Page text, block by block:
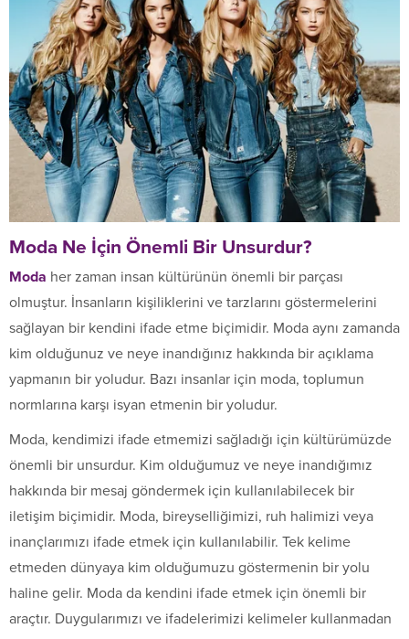
Moda Ne İçin Önemli Bir Unsurdur?
Moda her zaman insan kültürünün önemli bir parçası
olmuştur. İnsanların kişiliklerini ve tarzlarını göstermelerini
sağlayan bir kendini ifade etme biçimidir. Moda aynı zamanda
kim olduğunuz ve neye inandığınız hakkında bir açıklama
yapmanın bir yoludur. Bazı insanlar için moda, toplumun
normlarına karşı isyan etmenin bir yoludur.
Moda, kendimizi ifade etmemizi sağladığı için kültürümüzde
önemli bir unsurdur. Kim olduğumuz ve neye inandığımız
hakkında bir mesaj göndermek için kullanılabilecek bir
iletişim biçimidir. Moda, bireyselliğimizi, ruh halimizi veya
inançlarımızı ifade etmek için kullanılabilir. Tek kelime
etmeden dünyaya kim olduğumuzu göstermenin bir yolu
haline gelir. Moda da kendini ifade etmek için önemli bir
araçtır. Duygularımızı ve ifadelerimizi kelimeler kullanmadan